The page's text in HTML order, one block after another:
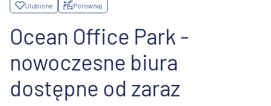
Ulubione Porównaj
Ocean Office Park -
nowoczesne biura
dostępne od zaraz